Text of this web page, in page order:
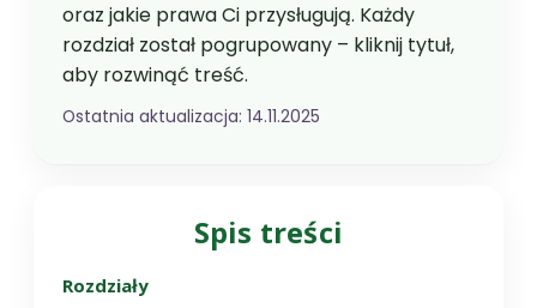
oraz jakie prawa Ci przysługują. Każdy
rozdział został pogrupowany – kliknij tytuł,
aby rozwinąć treść.
Ostatnia aktualizacja: 14.11.2025
Spis treści
Rozdziały